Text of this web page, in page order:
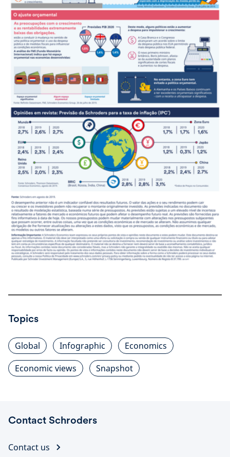
Topics
Global Infographic
Economics
Economic views
Snapshot
Contact Schroders
Contact us